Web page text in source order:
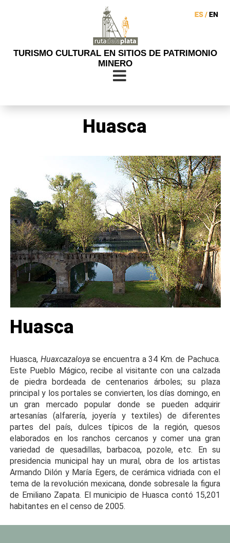
TURISMO CULTURAL EN SITIOS DE PATRIMONIO
MINERO
Huasca
Huasca
Huasca, Huaxcazaloyase encuentra a 34 Km. de Pachuca.
Este Pueblo Mágico, recibe al visitante con una calzada
de piedra bordeada de centenarios árboles; su plaza
principal y los portales se convierten, los días domingo, en
un gran mercado popular donde se pueden adquirir
artesanías (alfarería, joyería y textiles) de diferentes
partes del país, dulces típicos de la región, quesos
elaborados en los ranchos cercanos y comer una gran
variedad de quesadillas, barbacoa, pozole, etc. En su
presidencia municipal hay un mural, obra de los artistas
Armando Dilón y María Egers, de cerámica vidriada con el
tema de la revolución mexicana, donde sobresale la figura
de Emiliano Zapata. El municipio de Huasca contó 15,201
habitantes en el censo de 2005.